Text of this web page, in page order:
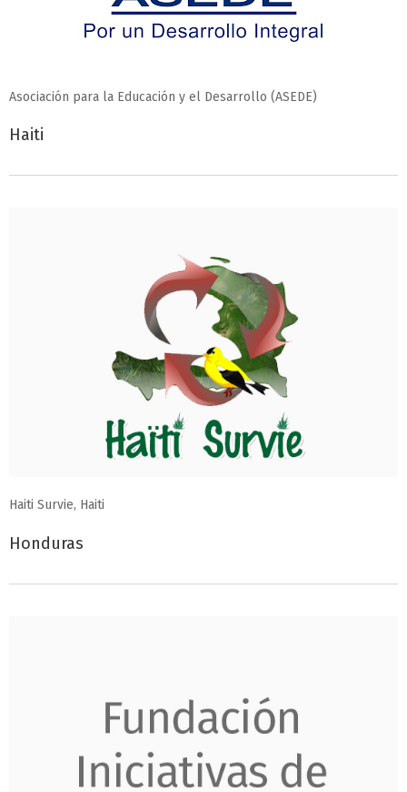
Asociación para la Educación y el Desarrollo (ASEDE)
Haiti
Haiti Survie, Haiti
Honduras